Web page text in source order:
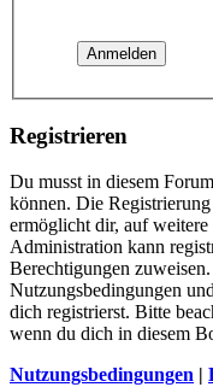
Registrieren
Du musst in diesem
können. Die
ermöglicht dir, auf
Administration kann
Berechtigungen
Nutzungsbedingungen
dich registrierst. Bitte
wenn du dich in diesem
Nutzungsbedingungen |